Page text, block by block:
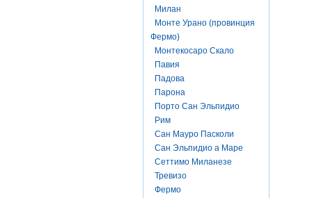
Милан
Монте Урано (провинция
Фермо)
Монтекосаро Скало
Павия
Падова
Парона
Порто Сан Эльпидио
Рим
Сан Мауро Пасколи
Сан Эльпидио а Маре
Сеттимо Миланезе
Тревизо
Фермо